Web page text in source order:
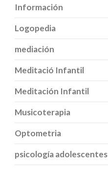
Información
Logopedia
mediación
Meditació Infantil
Meditación Infantil
Musicoterapia
Optometria
psicología adolescentes